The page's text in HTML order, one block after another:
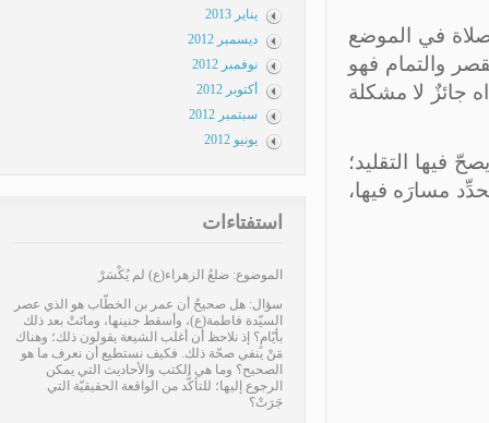
في الموضع
والتمام فهو
جائزٌ لا مشكلة
فيها التقليد؛
مسارَه فيها،
يناير 2013
ديسمبر 2012
نوفمبر 2012
أكتوبر 2012
سبتمبر 2012
يونيو 2012
استفتاءات
الموضوع: ضلعُ الزهراء(ع) لم يُكْسَرْ
سؤال: هل صحيحٌ أن عمر بن الخطّاب هو الذي عصر
السيّدة فاطمة(ع)، وأسقط جنينها، وماتَتْ بعد ذلك
بأيّامٍ؟ إذ نلاحظ أن أغلب الشيعة يقولون ذلك؛ وهناك
مَنْ ينفي صحّة ذلك. فكيف نستطيع أن نعرف ما هو
الصحيح؟ وما هي الكتب والأحاديث التي يمكن
الرجوع إليها؛ للتأكُّد من الواقعة الحقيقيّة التي
جَرَتْ؟